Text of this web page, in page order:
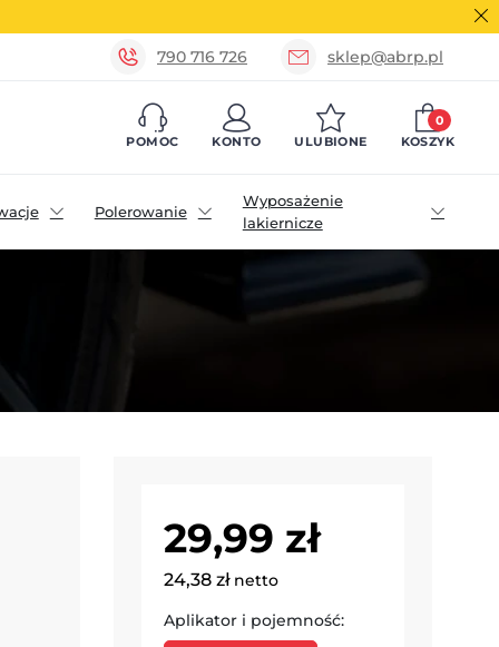
790 716 726 sklep@abrp.pl
POMOC KONTO ULUBIONE KOSZYK
0
Polerowanie
Wyposażenie
lakiernicze
29,99 zł
24,38 zł netto
Aplikator i pojemność: